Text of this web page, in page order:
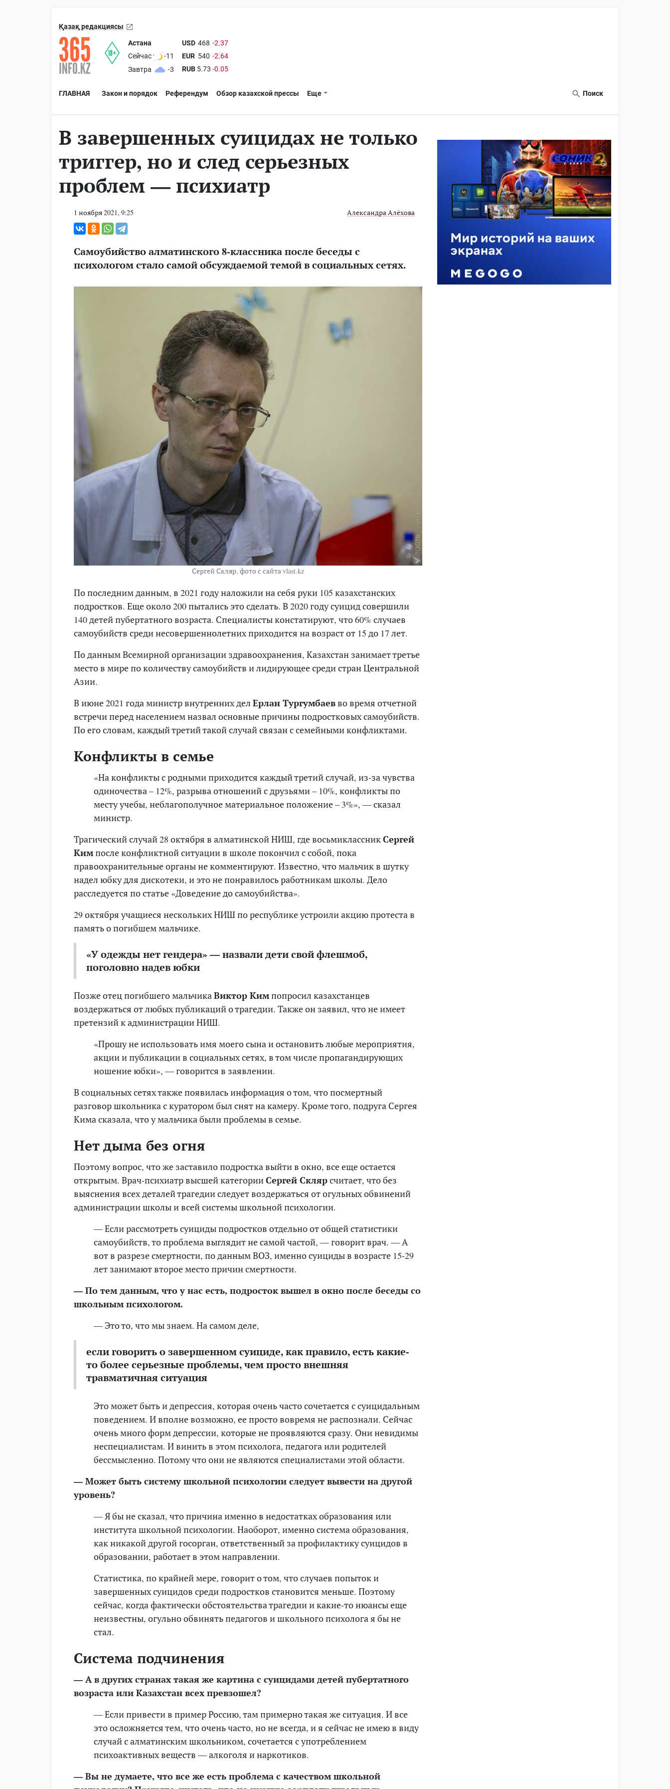
Қазақ редакциясы
Астана
Сейчас
-11
Завтра
-3
USD 468 -2.37
EUR 540 -2.64
RUB 5.73 -0.05
ГЛАВНАЯ Закон и порядок Референдум Обзор казахской прессы Еще Поиск
В завершенных суицидах не только
триггер, но и след серьезных
проблем — психиатр
1 ноября 2021, 9:25 Александра Алёхова
Самоубийство алматинского 8-классника после беседы с
психологом стало самой обсуждаемой темой в социальных сетях.
Сергей Скляр, фото с сайта vlast.kz
По последним данным, в 2021 году наложили на себя руки 105 казахстанских
подростков. Еще около 200 пытались это сделать. В 2020 году суицид совершили
140 детей пубертатного возраста. Специалисты констатируют, что 60% случаев
самоубийств среди несовершеннолетних приходится на возраст от 15 до 17 лет.
По данным Всемирной организации здравоохранения, Казахстан занимает третье
место в мире по количеству самоубийств и лидирующее среди стран Центральной
Азии.
В июне 2021 года министр внутренних дел Ерлан Тургумбаевво время отчетной
встречи перед населением назвал основные причины подростковых самоубийств.
По его словам, каждый третий такой случай связан с семейными конфликтами.
Конфликты в семье
«На конфликты с родными приходится каждый третий случай, из-за чувства
одиночества – 12%, разрыва отношений с друзьями – 10%, конфликты по
месту учебы, неблагополучное материальное положение – 3%», — сказал
министр.
Трагический случай 28 октября в алматинской НИШ, где восьмиклассникСергей
Кимпосле конфликтной ситуации в школе покончил с собой, пока
правоохранительные органы не комментируют. Известно, что мальчик в шутку
надел юбку для дискотеки, и это не понравилось работникам школы. Дело
расследуется по статье «Доведение до самоубийства».
29 октября учащиеся нескольких НИШ по республике устроили акцию протеста в
память о погибшем мальчике.
«У одежды нет гендера» — назвали дети свой флешмоб,
поголовно надев юбки
Позже отец погибшего мальчика Виктор Кимпопросил казахстанцев
воздержаться от любых публикаций о трагедии. Также он заявил, что не имеет
претензий к администрации НИШ.
«Прошу не использовать имя моего сына и остановить любые мероприятия,
акции и публикации в социальных сетях, в том числе пропагандирующих
ношение юбки», — говорится в заявлении.
В социальных сетях также появилась информация о том, что посмертный
разговор школьника с куратором был снят на камеру. Кроме того, подруга Сергея
Кима сказала, что у мальчика были проблемы в семье.
Нет дыма без огня
Поэтому вопрос, что же заставило подростка выйти в окно, все еще остается
открытым. Врач-психиатр высшей категорииСергей Склярсчитает, что без
выяснения всех деталей трагедии следует воздержаться от огульных обвинений
администрации школы и всей системы школьной психологии.
— Если рассмотреть суициды подростков отдельно от общей статистики
самоубийств, то проблема выглядит не самой частой, — говорит врач. — А
вот в разрезе смертности, по данным ВОЗ, именно суициды в возрасте 15-29
лет занимают второе место причин смертности.
— По тем данным, что у нас есть, подросток вышел в окно после беседы со
школьным психологом.
— Это то, что мы знаем. На самом деле,
если говорить о завершенном суициде, как правило, есть какие-
то более серьезные проблемы, чем просто внешняя
травматичная ситуация
Это может быть и депрессия, которая очень часто сочетается с суицидальным
поведением. И вполне возможно, ее просто вовремя не распознали. Сейчас
очень много форм депрессии, которые не проявляются сразу. Они невидимы
неспециалистам. И винить в этом психолога, педагога или родителей
бессмысленно. Потому что они не являются специалистами этой области.
— Может быть систему школьной психологии следует вывести на другой
уровень?
— Я бы не сказал, что причина именно в недостатках образования или
института школьной психологии. Наоборот, именно система образования,
как никакой другой госорган, ответственный за профилактику суицидов в
образовании, работает в этом направлении.
Статистика, по крайней мере, говорит о том, что случаев попыток и
завершенных суицидов среди подростков становится меньше. Поэтому
сейчас, когда фактически обстоятельства трагедии и какие-то нюансы еще
неизвестны, огульно обвинять педагогов и школьного психолога я бы не
стал.
Система подчинения
— А в других странах такая же картина с суицидами детей пубертатного
возраста или Казахстан всех превзошел?
— Если привести в пример Россию, там примерно такая же ситуация. И все
это осложняется тем, что очень часто, но не всегда, и я сейчас не имею в виду
случай с алматинским школьником, сочетается с употреблением
психоактивных веществ — алкоголя и наркотиков.
— Вы не думаете, что все же есть проблема с качеством школьной